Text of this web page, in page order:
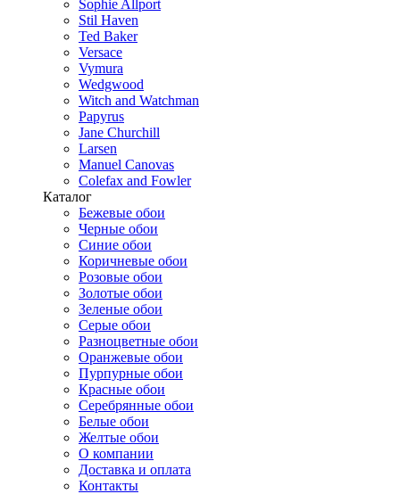
Sophie Allport
Stil Haven
Ted Baker
Versace
Vymura
Wedgwood
Witch and Watchman
Papyrus
Jane Churchill
Larsen
Manuel Canovas
Colefax and Fowler
Каталог
Бежевые обои
Черные обои
Синие обои
Коричневые обои
Розовые обои
Золотые обои
Зеленые обои
Серые обои
Разноцветные обои
Оранжевые обои
Пурпурные обои
Красные обои
Серебрянные обои
Белые обои
Желтые обои
О компании
Доставка и оплата
Контакты